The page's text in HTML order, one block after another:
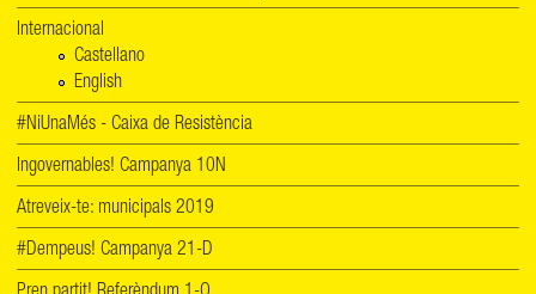
Internacional
Castellano
English
#NiUnaMés - Caixa de Resistència
Ingovernables! Campanya 10N
Atreveix-te: municipals 2019
#Dempeus! Campanya 21-D